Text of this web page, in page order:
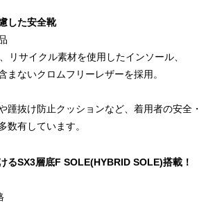
した安全靴
リサイクル素材を使用したインソール、
まないクロムフリーレザーを採用。
踵抜け防止クッションなど、着用者の安全・
数有しています。
るSX3層底F SOLE(HYBRID SOLE)搭載！